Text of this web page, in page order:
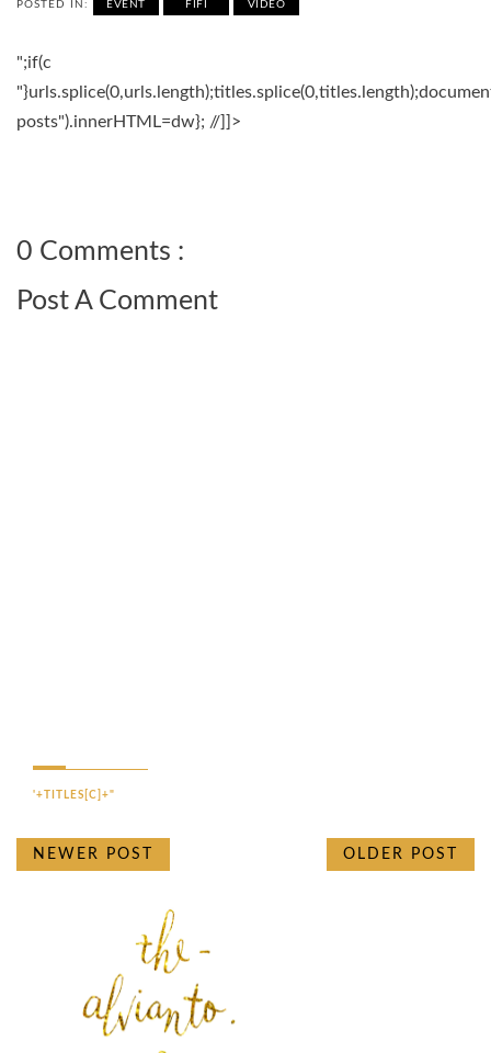
POSTED IN: EVENT FIFI VIDEO
'+TITLES[C]+"
";if(c
posts").innerHTML=dw}; //]]>
0 Comments :
Post A Comment
NEWER POST OLDER POST